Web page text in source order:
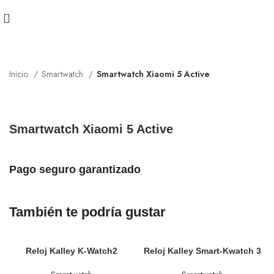
Inicio Smartwatch Smartwatch Xiaomi 5 Active
Smartwatch Xiaomi 5 Active
Pago seguro garantizado
También te podría gustar
Reloj Kalley K-Watch2 Reloj Kalley Smart-Kwatch 3